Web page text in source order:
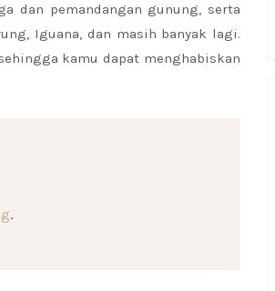
dan pemandangan gunung, serta
Iguana, dan masih banyak lagi.
kamu dapat menghabiskan
.